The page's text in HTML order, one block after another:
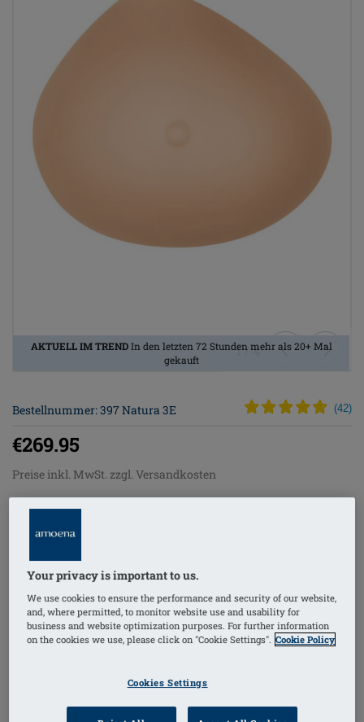
AKTUELL IM TRENDIn den letzten 72 Stunden mehr als 20+ Mal
gekauft
1/4
Bestellnummer: 397 Natura 3E (42)
€269.95
Preise inkl. MwSt. zzgl. Versandkosten
Formgebung, die eine natürliche Silhouette
Tragekomfort und Ästhetik optimal zu vereinen.
Asymmetrische Brustprothese
einen tieferen Ausschnitt
Temperaturausgleichendes Comfort+ Material
Your privacy is important to us.
We use cookies to ensure the performance and security of our website,
and, where permitted, to monitor website use and usability for
business and website optimization purposes. For further information
on the cookies we use, please click on "Cookie Settings". Cookie Policy
Cookies Settings